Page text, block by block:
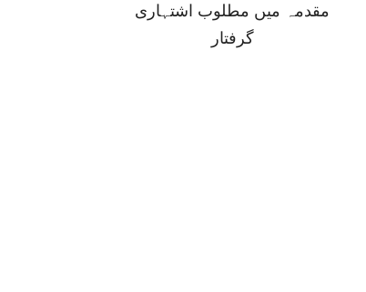
مقدمہ میں مطلوب اشتہاری
گرفتار